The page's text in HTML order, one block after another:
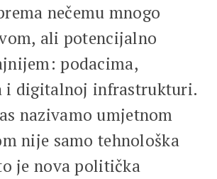
nečemu mnogo
ali potencijalno
podacima,
i digitalnoj infrastrukturi.
nazivamo umjetnom
nije samo tehnološka
je nova politička